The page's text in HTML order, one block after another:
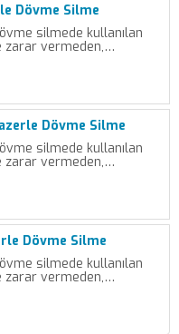
Dövme Silme
silmede kullanılan
zarar vermeden,…
Dövme Silme
silmede kullanılan
zarar vermeden,…
Dövme Silme
silmede kullanılan
zarar vermeden,…